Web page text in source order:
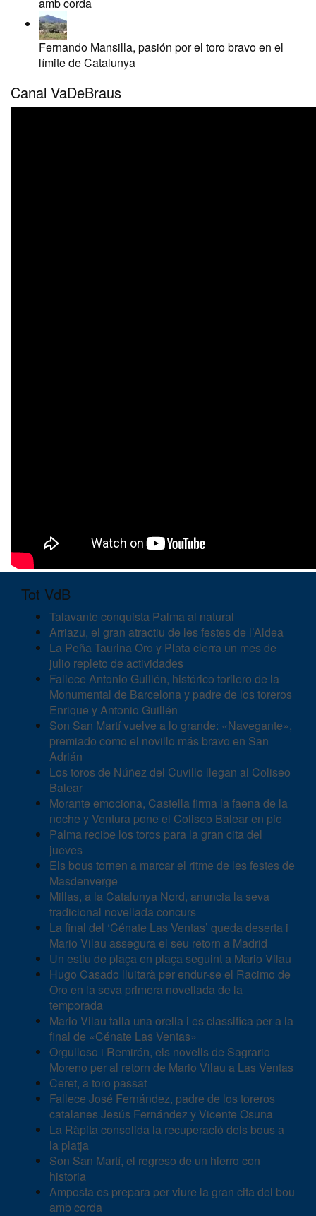
Fernando Mansilla, pasión por el toro bravo en el
límite de Catalunya
Canal VaDeBraus
Tot VdB
Talavante conquista Palma al natural
Arriazu, el gran atractiu de les festes de l’Aldea
La Peña Taurina Oro y Plata cierra un mes de
julio repleto de actividades
Fallece Antonio Guillén, histórico torilero de la
Monumental de Barcelona y padre de los toreros
Enrique y Antonio Guillén
Son San Martí vuelve a lo grande: «Navegante»,
premiado como el novillo más bravo en San
Adrián
Los toros de Núñez del Cuvillo llegan al Coliseo
Balear
Morante emociona, Castella firma la faena de la
noche y Ventura pone el Coliseo Balear en pie
Palma recibe los toros para la gran cita del
jueves
Els bous tornen a marcar el ritme de les festes de
Masdenverge
Millas, a la Catalunya Nord, anuncia la seva
tradicional novellada concurs
La final del ‘Cénate Las Ventas’ queda deserta i
Mario Vilau assegura el seu retorn a Madrid
Un estiu de plaça en plaça seguint a Mario Vilau
Hugo Casado lluitarà per endur-se el Racimo de
Oro en la seva primera novellada de la
temporada
Mario Vilau talla una orella i es classifica per a la
final de «Cénate Las Ventas»
Orgulloso i Remirón, els novells de Sagrario
Moreno per al retorn de Mario Vilau a Las Ventas
Ceret, a toro passat
Fallece José Fernández, padre de los toreros
catalanes Jesús Fernández y Vicente Osuna
La Ràpita consolida la recuperació dels bous a
la platja
Son San Martí, el regreso de un hierro con
historia
Amposta es prepara per viure la gran cita del bou
amb corda